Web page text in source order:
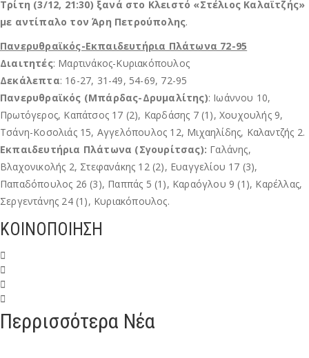
Τρίτη (3/12, 21:30) ξανά στο Κλειστό «Στέλιος Καλαϊτζής»
με αντίπαλο τον Άρη Πετρούπολης.
Πανερυθραϊκός-Εκπαιδευτήρια Πλάτωνα 72-95
Διαιτητές: Μαρτινάκος-Κυριακόπουλος
Δεκάλεπτα: 16-27, 31-49, 54-69, 72-95
Πανερυθραϊκός (Μπάρδας-Δρυμαλίτης): Ιωάννου 10,
Πρωτόγερος, Καπάτσος 17 (2), Καρδάσης 7 (1), Χουχουλής 9,
Τσάνη-Κοσολιάς 15, Αγγελόπουλος 12, Μιχαηλίδης, Καλαντζής 2.
Εκπαιδευτήρια Πλάτωνα (Σγουρίτσας): Γαλάνης,
Βλαχονικολής 2, Στεφανάκης 12 (2), Ευαγγελίου 17 (3),
Παπαδόπουλος 26 (3), Παππάς 5 (1), Καραόγλου 9 (1), Καρέλλας,
Σεργεντάνης 24 (1), Κυριακόπουλος.
ΚΟΙΝΟΠΟΙΗΣΗ
Περρισσότερα Νέα